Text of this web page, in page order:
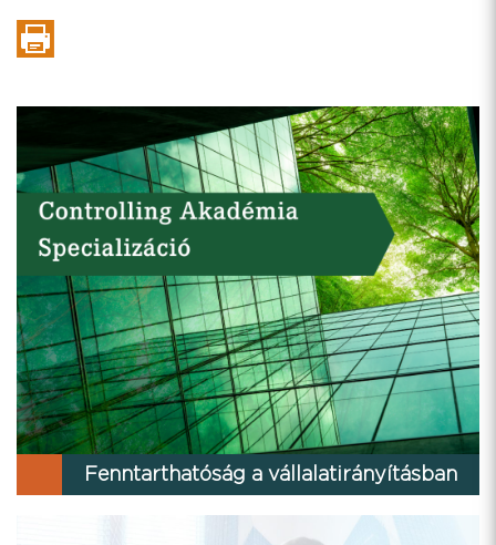
Fenntarthatóság a vállalatirányításban